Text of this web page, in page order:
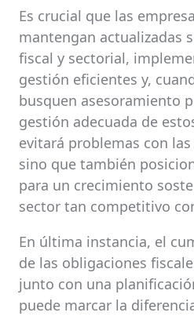
Es crucial que las
mantengan actualizadas
fiscal y sectorial,
gestión eficientes y,
busquen asesoramiento
gestión adecuada de
evitará problemas con
sino que también
para un crecimiento
sector tan competitivo
En última instancia, el
de las obligaciones
junto con una
puede marcar la